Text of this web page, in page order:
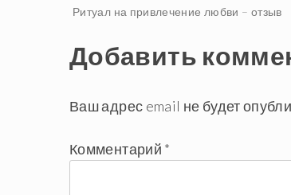
Навигация
по
записям
Ритуал на привлечение любви – отзыв
Добавить
Ваш адрес email не будет
Комментарий *